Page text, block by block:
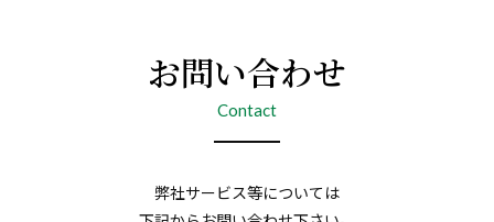
お問い合わせ
Contact
弊社サービス等については